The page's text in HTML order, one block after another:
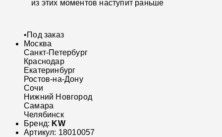
из этих моментов наступит раньше
•Под заказ
Москва
Санкт-Петербург
Краснодар
Екатеринбург
Ростов-на-Дону
Сочи
Нижний Новгород
Самара
Челябинск
Бренд: KW
Артикул: 18010057